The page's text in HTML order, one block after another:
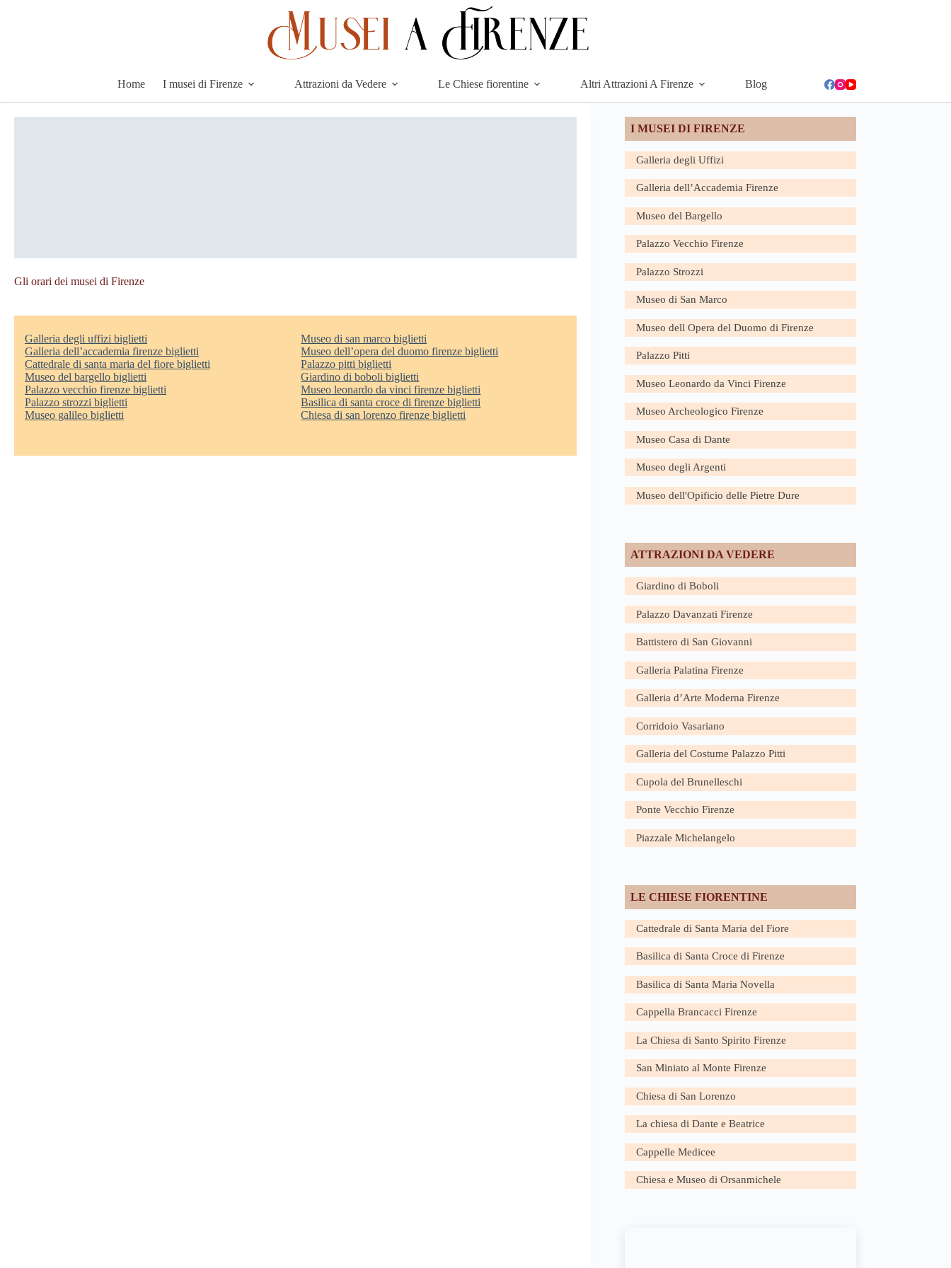
Home I musei di Firenze Attrazioni da Vedere Le Chiese fiorentine Altri Attrazioni A Firenze Blog
Gli orari dei musei di Firenze
Galleria degli uffizi biglietti
Galleria dell’accademia firenze biglietti
Cattedrale di santa maria del fiore biglietti
Museo del bargello biglietti
Palazzo vecchio firenze biglietti
Palazzo strozzi biglietti
Museo galileo biglietti
Museo di san marco biglietti
Museo dell’opera del duomo firenze biglietti
Palazzo pitti biglietti
Giardino di boboli biglietti
Museo leonardo da vinci firenze biglietti
Basilica di santa croce di firenze biglietti
Chiesa di san lorenzo firenze biglietti
I MUSEI DI FIRENZE
Galleria degli Uffizi
Galleria dell’Accademia Firenze
Museo del Bargello
Palazzo Vecchio Firenze
Palazzo Strozzi
Museo di San Marco
Museo dell Opera del Duomo di Firenze
Palazzo Pitti
Museo Leonardo da Vinci Firenze
Museo Archeologico Firenze
Museo Casa di Dante
Museo degli Argenti
Museo dell'Opificio delle Pietre Dure
ATTRAZIONI DA VEDERE
Giardino di Boboli
Palazzo Davanzati Firenze
Battistero di San Giovanni
Galleria Palatina Firenze
Galleria d’Arte Moderna Firenze
Corridoio Vasariano
Galleria del Costume Palazzo Pitti
Cupola del Brunelleschi
Ponte Vecchio Firenze
Piazzale Michelangelo
LE CHIESE FIORENTINE
Cattedrale di Santa Maria del Fiore
Basilica di Santa Croce di Firenze
Basilica di Santa Maria Novella
Cappella Brancacci Firenze
La Chiesa di Santo Spirito Firenze
San Miniato al Monte Firenze
Chiesa di San Lorenzo
La chiesa di Dante e Beatrice
Cappelle Medicee
Chiesa e Museo di Orsanmichele